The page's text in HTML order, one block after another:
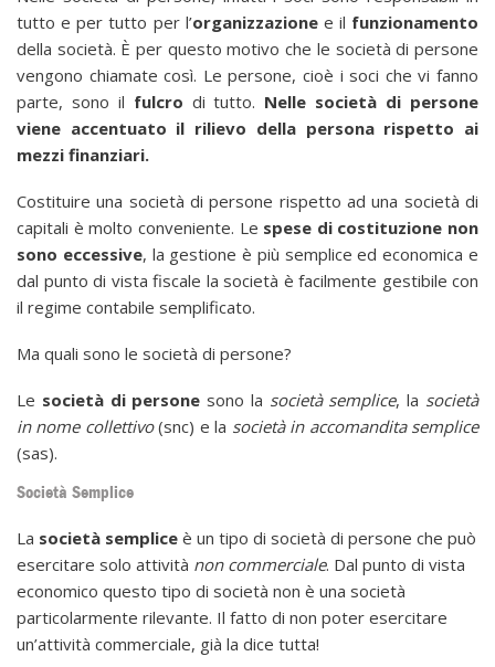
tutto e per tutto per l’organizzazionee il funzionamento
della società. È per questo motivo che le società di persone
vengono chiamate così. Le persone, cioè i soci che vi fanno
parte, sono il fulcro di tutto. Nelle società di persone
viene accentuato il rilievo della persona rispetto ai
mezzi finanziari.
Costituire una società di persone rispetto ad una società di
capitali è molto conveniente. Le spese di costituzione non
sono eccessive, la gestione è più semplice ed economica e
dal punto di vista fiscale la società è facilmente gestibile con
il regime contabile semplificato.
Ma quali sono le società di persone?
Le società di personesono la società semplice, la società
in nome collettivo(snc) e la società in accomandita semplice
(sas).
Società Semplice
La società semplice è un tipo di società di persone che può
esercitare solo attività non commerciale. Dal punto di vista
economico questo tipo di società non è una società
particolarmente rilevante. Il fatto di non poter esercitare
un’attività commerciale, già la dice tutta!